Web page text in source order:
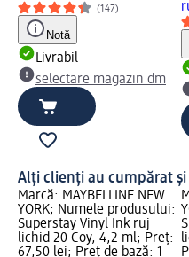
(147)
Notă
Livrabil
selectare magazin dm
Alți clienți au cumpărat și
Marcă: MAYBELLINE NEW
YORK; Numele produsului:
Superstay Vinyl Ink ruj
lichid 20 Coy, 4,2 ml; Preț:
67,50 lei; Preț de bază: 1